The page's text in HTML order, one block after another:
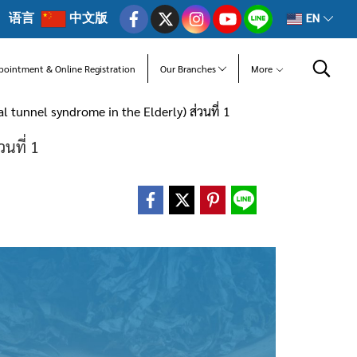
语言 中文版 EN
& Online Registration Our Branches More
tunnel syndrome in the Elderly) ส่วนที่ 1
นที่ 1